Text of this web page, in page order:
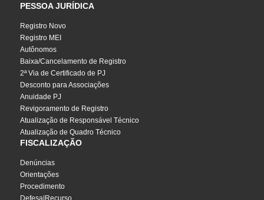
PESSOA JURÍDICA
Registro Novo
Registro MEI
Autônomos
Baixa/Cancelamento de Registro
2ª Via de Certificado de PJ
Desconto para Associações
Anuidade PJ
Revigoramento de Registro
Atualização de Responsável Técnico
Atualização de Quadro Técnico
FISCALIZAÇÃO
Denúncias
Orientações
Procedimento
Defesa|Recurso